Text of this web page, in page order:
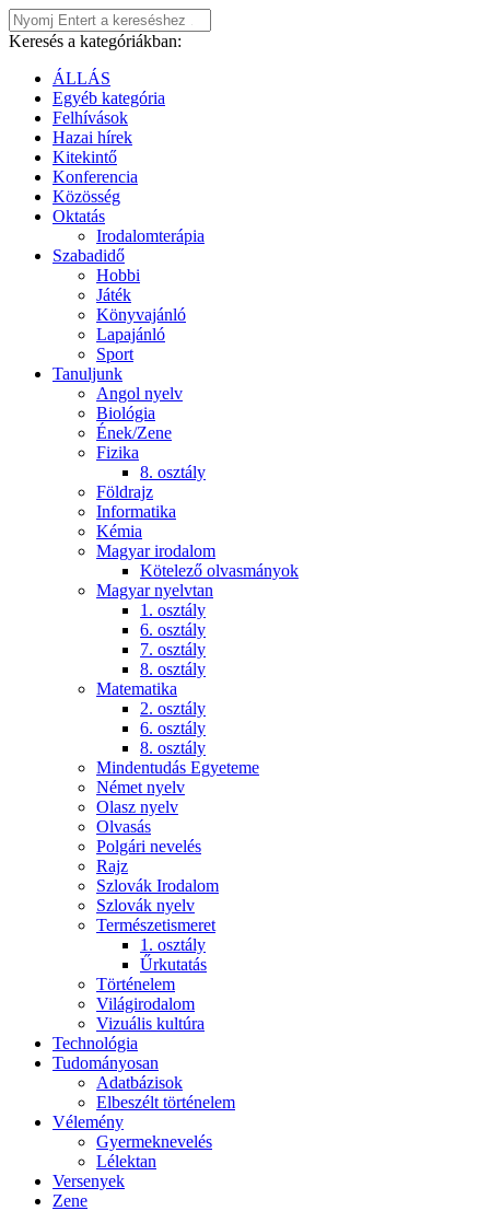
Keresés a kategóriákban:
ÁLLÁS
Egyéb kategória
Felhívások
Hazai hírek
Kitekintő
Konferencia
Közösség
Oktatás
Irodalomterápia
Szabadidő
Hobbi
Játék
Könyvajánló
Lapajánló
Sport
Tanuljunk
Angol nyelv
Biológia
Ének/Zene
Fizika
8. osztály
Földrajz
Informatika
Kémia
Magyar irodalom
Kötelező olvasmányok
Magyar nyelvtan
1. osztály
6. osztály
7. osztály
8. osztály
Matematika
2. osztály
6. osztály
8. osztály
Mindentudás Egyeteme
Német nyelv
Olasz nyelv
Olvasás
Polgári nevelés
Rajz
Szlovák Irodalom
Szlovák nyelv
Természetismeret
1. osztály
Űrkutatás
Történelem
Világirodalom
Vizuális kultúra
Technológia
Tudományosan
Adatbázisok
Elbeszélt történelem
Vélemény
Gyermeknevelés
Lélektan
Versenyek
Zene